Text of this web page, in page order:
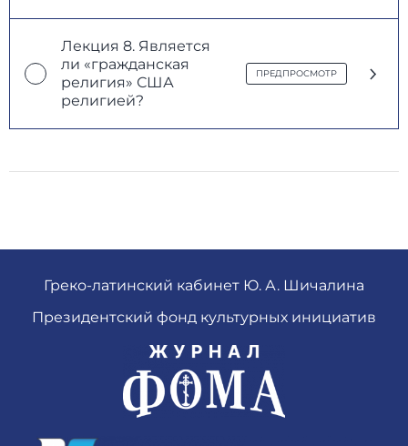
Лекция 8. Является
ли «гражданская
религия» США
религией?
ПРЕДПРОСМОТР
Греко-латинский кабинет Ю. А. Шичалина
Президентский фонд культурных инициатив